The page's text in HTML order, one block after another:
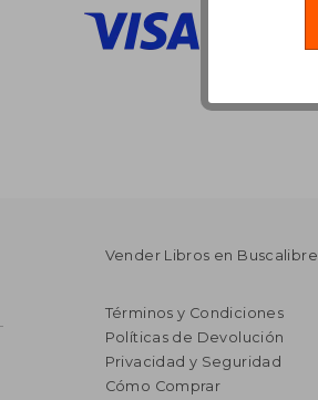
Vender Libros en Buscalibre
Términos y Condiciones
Políticas de Devolución
Privacidad y Seguridad
Cómo Comprar